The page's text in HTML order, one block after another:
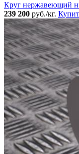
Круг нержавеющий
239 200 руб./кг.